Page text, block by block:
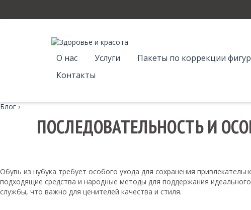
О нас Услуги Пакеты по коррекции
Контакты
Блог ›
ПОСЛЕДОВАТЕЛЬНОСТЬ И
Обувь из нубука требует особого ухода для сохранения
подходящие средства и народные методы для поддержания
службы, что важно для ценителей качества и стиля.